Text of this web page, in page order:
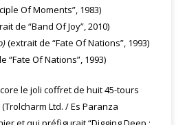
Of Moments”, 1983)
de “Band Of Joy”, 2010)
(extrait de “Fate Of Nations”, 1993)
“Fate Of Nations”, 1993)
le joli coffret de huit 45-tours
Ltd. / Es Paranza